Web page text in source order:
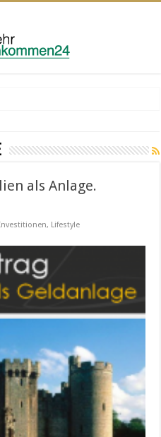
als Anlage.
, Lifestyle